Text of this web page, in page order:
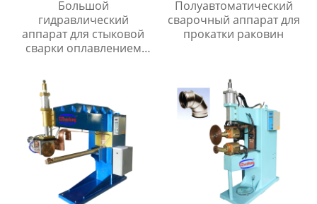
Большой
гидравлический
аппарат для стыковой
сварки оплавлением
Полуавтоматический
сварочный аппарат для
прокатки раковин